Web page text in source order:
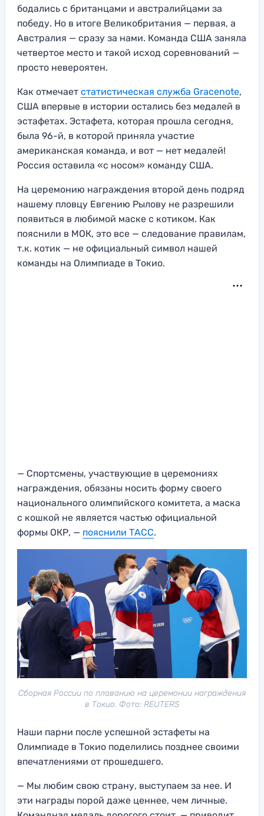
бодались с британцами и австралийцами за
победу. Но в итоге Великобритания — первая, а
Австралия — сразу за нами. Команда США заняла
четвертое место и такой исход соревнований —
просто невероятен.
Как отмечает статистическая служба Gracenote,
США впервые в истории остались без медалей в
эстафетах. Эстафета, которая прошла сегодня,
была 96-й, в которой приняла участие
американская команда, и вот — нет медалей!
Россия оставила «с носом» команду США.
На церемонию награждения второй день подряд
нашему пловцу Евгению Рылову не разрешили
появиться в любимой маске с котиком. Как
пояснили в МОК, это все — следование правилам,
т.к. котик — не официальный символ нашей
команды на Олимпиаде в Токио.
— Спортсмены, участвующие в церемониях
награждения, обязаны носить форму своего
национального олимпийского комитета, а маска
с кошкой не является частью официальной
формы ОКР, — пояснили ТАСС.
Сборная России по плаванию на церемонии награждения
в Токио. Фото: REUTERS
Наши парни после успешной эстафеты на
Олимпиаде в Токио поделились позднее своими
впечатлениями от прошедшего.
— Мы любим свою страну, выступаем за нее. И
эти награды порой даже ценнее, чем личные.